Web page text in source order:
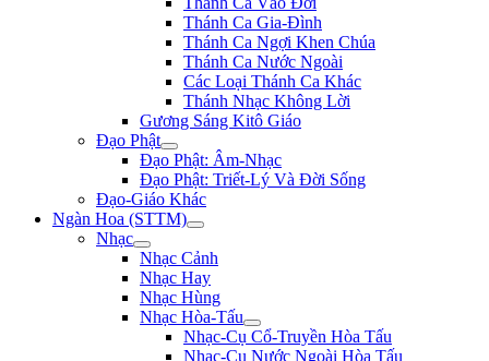
Thánh Ca Gia-Đình
Thánh Ca Ngợi Khen Chúa
Thánh Ca Nước Ngoài
Các Loại Thánh Ca Khác
Thánh Nhạc Không Lời
Gương Sáng Kitô Giáo
Đạo Phật
Đạo Phật: Âm-Nhạc
Đạo Phật: Triết-Lý Và Đời Sống
Đạo-Giáo Khác
Ngàn Hoa (STTM)
Nhạc
Nhạc Cảnh
Nhạc Hay
Nhạc Hùng
Nhạc Hòa-Tấu
Nhạc-Cụ Cổ-Truyền Hòa Tấu
Nhạc-Cụ Nước Ngoài Hòa Tấu